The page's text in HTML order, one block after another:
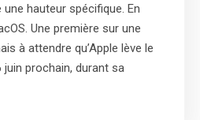
hauteur spécifique. En
Une première sur une
à attendre qu’Apple lève le
juin prochain, durant sa